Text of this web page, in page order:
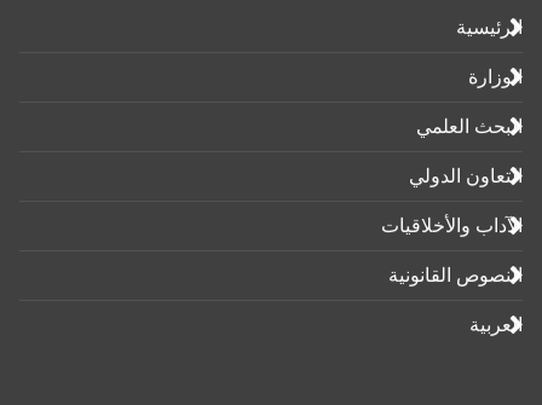
الرئيسية
الوزارة
البحث العلمي
التعاون الدولي
الآداب واﻷخلاقيات
النصوص القانونية
العربية